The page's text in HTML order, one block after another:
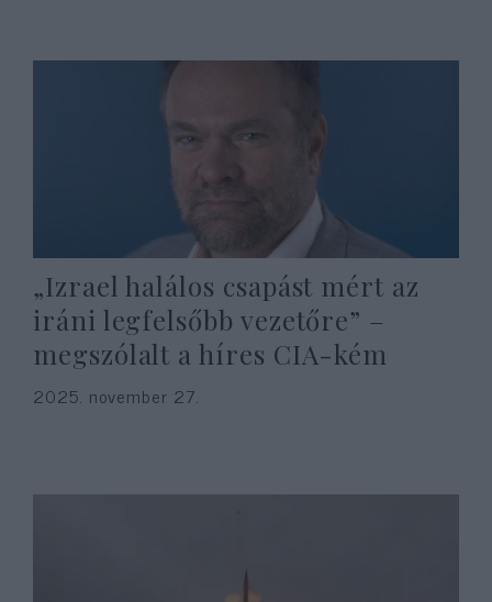
„Izrael halálos csapást mért az
iráni legfelsőbb vezetőre” –
megszólalt a híres CIA-kém
2025. november 27.